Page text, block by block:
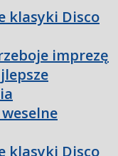
klasyki Disco
imprezę
klasyki Disco